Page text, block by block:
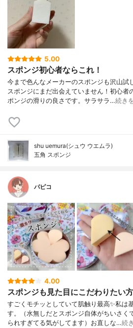
5.00
スポンジ初心者ならこれ！
今まで色んなメーカーのスポンジも沢山試
スポンジにまだ出会えていません！初心者
ポンジの滑りの良さです。サラサラ…続き
shu uemura(シュウ ウエムラ)
五角 スポンジ
パピコ
4.00
スポンジも見た目にこだわりたい方
すごくモチッとしていて肌触り最高✨私は
す。（水無しだとスポンジ自体がちいさく
られすぎてる気がしてます）お直しな…続